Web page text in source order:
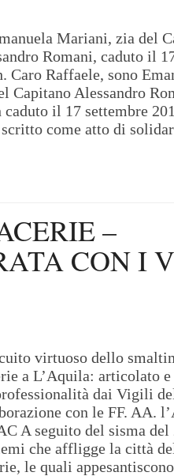
Mariani, zia del
Romani, caduto il
Caro Raffaele, sono
Capitano Alessandro
il 17 settembre
come atto di
–
CON I
virtuoso dello
a L’Aquila: articolato
dai Vigili
con le FF. AA.
A seguito del sisma del
che affligge la città
le quali